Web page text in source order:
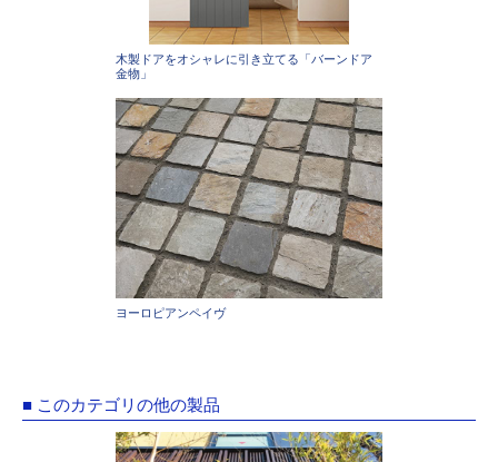
木製ドアをオシャレに引き立てる「バーンドア
金物」
ヨーロピアンペイヴ
■ このカテゴリの他の製品